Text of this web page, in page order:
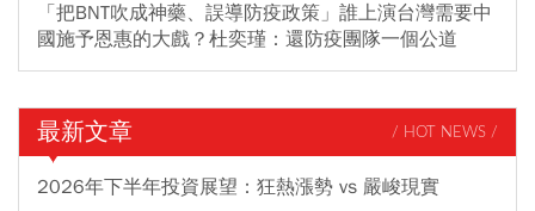
「把BNT吹成神藥、誤導防疫政策」誰上演台灣需要中
國施予恩惠的大戲？杜奕瑾：還防疫團隊一個公道
最新文章 / HOT NEWS /
2026年下半年投資展望：狂熱漲勢 vs 嚴峻現實